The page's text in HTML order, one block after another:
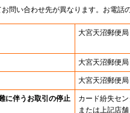
問い合わせ先が異なります。お電話
大宮天沼郵便局
大宮天沼郵便局
大宮天沼郵便局
に伴うお取引の停止
カード紛失セ
または上記店舗